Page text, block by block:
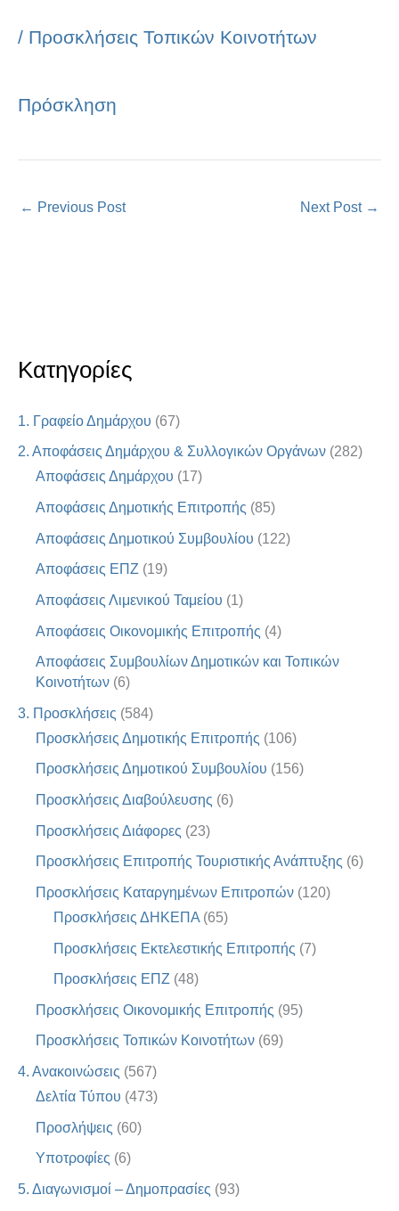
Κατηγορίες
1. Γραφείο Δημάρχου (67)
2. Αποφάσεις Δημάρχου & Συλλογικών Οργάνων (282)
Αποφάσεις Δημάρχου (17)
Αποφάσεις Δημοτικής Επιτροπής (85)
Αποφάσεις Δημοτικού Συμβουλίου (122)
Αποφάσεις ΕΠΖ (19)
Αποφάσεις Λιμενικού Ταμείου (1)
Αποφάσεις Οικονομικής Επιτροπής (4)
Αποφάσεις Συμβουλίων Δημοτικών και Τοπικών
Κοινοτήτων (6)
3. Προσκλήσεις (584)
Προσκλήσεις Δημοτικής Επιτροπής (106)
Προσκλήσεις Δημοτικού Συμβουλίου (156)
Προσκλήσεις Διαβούλευσης (6)
Προσκλήσεις Διάφορες (23)
Προσκλήσεις Επιτροπής Τουριστικής Ανάπτυξης (6)
Προσκλήσεις Καταργημένων Επιτροπών (120)
Προσκλήσεις ΔΗΚΕΠΑ (65)
Προσκλήσεις Εκτελεστικής Επιτροπής (7)
Προσκλήσεις ΕΠΖ (48)
Προσκλήσεις Οικονομικής Επιτροπής (95)
Προσκλήσεις Τοπικών Κοινοτήτων (69)
4. Ανακοινώσεις (567)
Δελτία Τύπου (473)
Προσλήψεις (60)
Υποτροφίες (6)
5. Διαγωνισμοί – Δημοπρασίες (93)
/ Προσκλήσεις Τοπικών Κοινοτήτων
Πρόσκληση
← Previous Post Next Post →